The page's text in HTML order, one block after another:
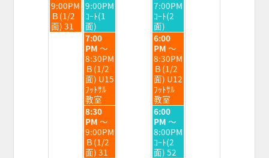
日,
7
月
28th
9:00PM
Ｂ(1/2
面) 31
日,
7
月
29th
2026
9:00PM
ｺｰﾄ(1
面)
日,
7
月
31st
2026
7:00PM
ｺｰﾄ(2
面)
水
曜
日,
7
月
29th
2026
7:00
PM ～
8:30PM
Ｂ(1/2
面) U15
ﾌｯﾄｻﾙ
教室
金
曜
日,
7
月
31st
2026
6:00
PM ～
8:30PM
Ｂ(1/2
面) U12
ﾌｯﾄｻﾙ
教室
水
曜
日,
7
月
8:30
PM ～
9:00PM
Ｂ(1/2
面) 31
金
曜
日,
7
月
6:00
PM ～
8:00PM
ｺｰﾄ(2
面) 52